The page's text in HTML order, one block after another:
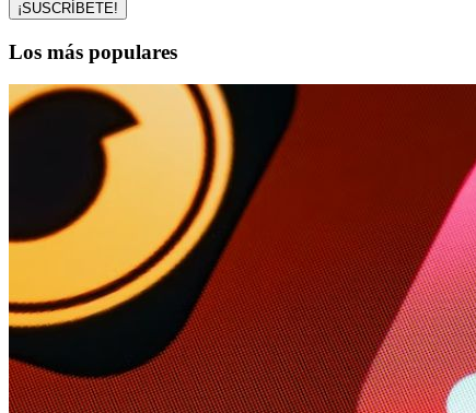
Los más populares